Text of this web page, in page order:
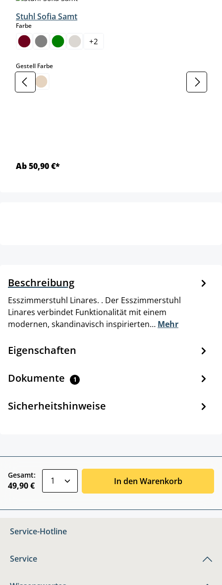
Stuhl Sofia Samt
Farbeauswählen
+2
Gestell Farbeauswählen
Ab 50,90 €*
Beschreibung
Esszimmerstuhl Linares. . Der Esszimmerstuhl
Linares verbindet Funktionalität mit einem
modernen, skandinavisch inspirierten… Mehr
Eigenschaften
Dokumente 1
Sicherheitshinweise
Gesamt:
49,90 € In den Warenkorb
Service-Hotline
Service